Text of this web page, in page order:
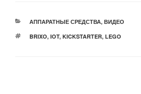
РУБРИКИ
АППАРАТНЫЕ СРЕДСТВА, ВИДЕО
МЕТКИ
BRIXO, IOT, KICKSTARTER, LEGO